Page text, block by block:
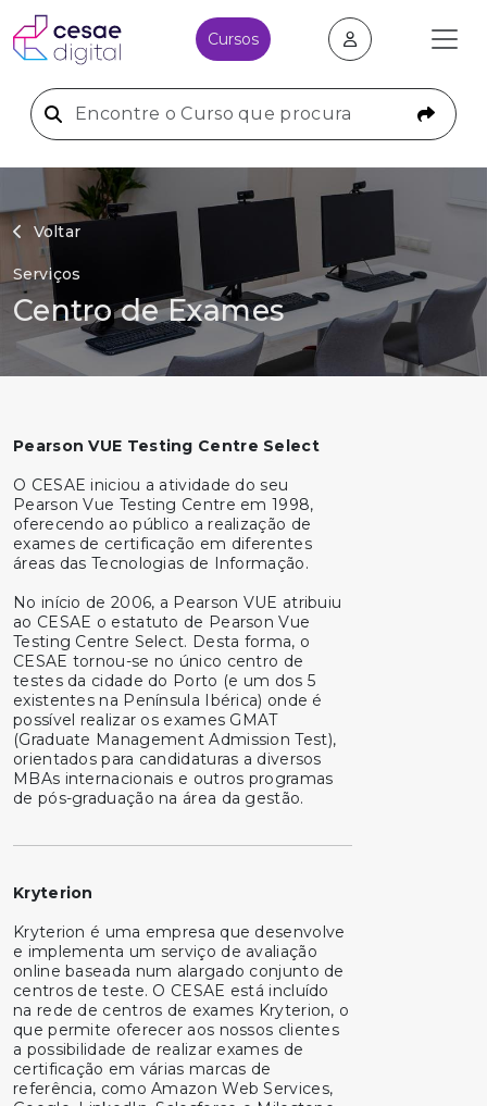
Cursos
Voltar
Serviços
Centro de Exames
Pearson VUE Testing Centre Select
O CESAE iniciou a atividade do seu
Pearson Vue Testing Centre em 1998,
oferecendo ao público a realização de
exames de certificação em diferentes
áreas das Tecnologias de Informação.
No início de 2006, a Pearson VUE atribuiu
ao CESAE o estatuto de Pearson Vue
Testing Centre Select. Desta forma, o
CESAE tornou-se no único centro de
testes da cidade do Porto (e um dos 5
existentes na Península Ibérica) onde é
possível realizar os exames GMAT
(Graduate Management Admission Test),
orientados para candidaturas a diversos
MBAs internacionais e outros programas
de pós-graduação na área da gestão.
Kryterion
Kryterion é uma empresa que desenvolve
e implementa um serviço de avaliação
online baseada num alargado conjunto de
centros de teste. O CESAE está incluído
na rede de centros de exames Kryterion, o
que permite oferecer aos nossos clientes
a possibilidade de realizar exames de
certificação em várias marcas de
referência, como Amazon Web Services,